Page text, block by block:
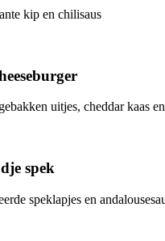
kip en chilisaus
uitjes, cheddar kaas
spek
speklapjes en